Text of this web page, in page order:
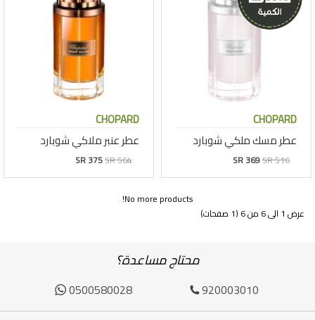
CHOPARD
عطر مسك ملكي شوبارد
SR 369SR 516
CHOPARD
عطر عنبر ملاكي شوبارد
SR 375SR 564
No more products!
عرض 1 الى 6 من 6 (1 صفحات)
محتاج مساعدة؟
920003010
0500580028